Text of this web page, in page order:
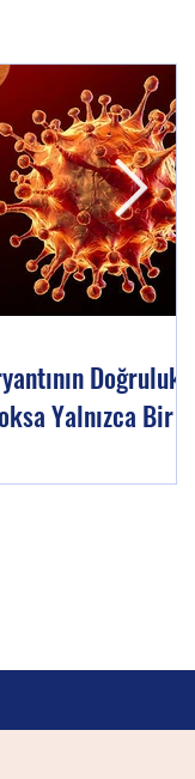
Doğruluk
Yalnızca Bir